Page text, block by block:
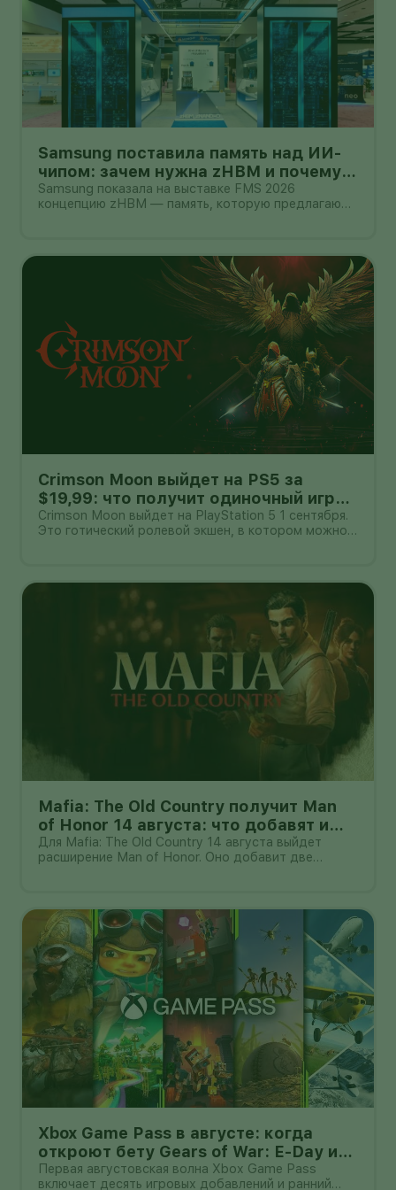
Samsung поставила память над ИИ-
чипом: зачем нужна zHBM и почему
это пока не смартфон
Samsung показала на выставке FMS 2026
концепцию zHBM — память, которую предлагают
восьмикратный прирост производительности
относительно HBM5,
Crimson Moon выйдет на PS5 за
$19,99: что получит одиночный игрок
и пара в кооперативе
Crimson Moon выйдет на PlayStation 5 1 сентября.
Это готический ролевой экшен, в котором можно
рынка: стоимость в другом рег
Mafia: The Old Country получит Man
of Honor 14 августа: что добавят и
кому нужна базовая игра
Для Mafia: The Old Country 14 августа выйдет
расширение Man of Honor. Оно добавит две
Дополнение не является самостоятельной иг
Xbox Game Pass в августе: когда
откроют бету Gears of War: E-Day и
какие игры добавят
Первая августовская волна Xbox Game Pass
включает десять игровых добавлений и ранний